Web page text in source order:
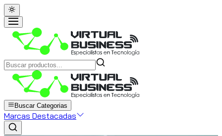
Buscar Categorias
Marcas Destacadas